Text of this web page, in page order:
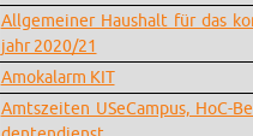
All­ge­meiner Haushalt für das
jahr 2020/21
Amokalarm KIT
Amt­szeiten USe­Cam­pus, HoC-